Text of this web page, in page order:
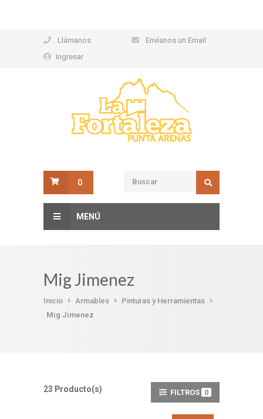
Llámanos
Envíanos un Email
Ingresar
0
MENÚ
Mig Jimenez
Inicio Armables
Pinturas y Herramientas
Mig Jimenez
23 Producto(s) FILTROS 0